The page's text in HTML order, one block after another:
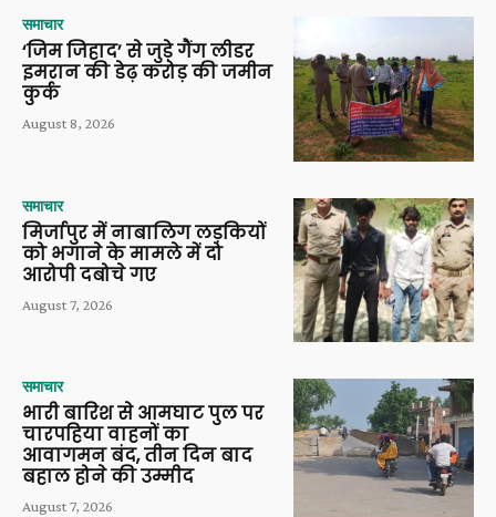
समाचार
‘जिम जिहाद’ से जुड़े गैंग लीडर
इमरान की डेढ़ करोड़ की जमीन
कुर्क
August 8, 2026
समाचार
मिर्जापुर में नाबालिग लड़कियों
को भगाने के मामले में दो
आरोपी दबोचे गए
August 7, 2026
समाचार
भारी बारिश से आमघाट पुल पर
चारपहिया वाहनों का
आवागमन बंद, तीन दिन बाद
बहाल होने की उम्मीद
August 7, 2026